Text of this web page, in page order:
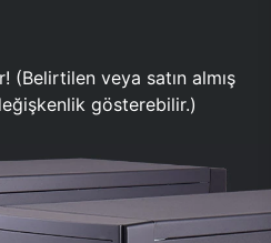
veya satın almış
gösterebilir.)